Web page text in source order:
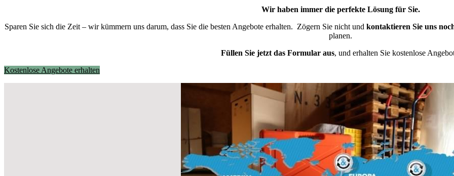
Wir haben immer die perfekte Lösung für Sie.
Sparen Sie sich die Zeit – wir kümmern uns darum, dass Sie die besten Angebote erhalten. Zögern Sie nicht und kontaktieren Sie uns
planen.
Füllen Sie jetzt das Formular aus, und erhalten Sie kostenlose
Kostenlose Angebote erhalten